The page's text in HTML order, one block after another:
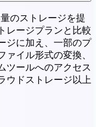
のストレージを提
レージプランと比較
ジに加え、一部のプ
ァイル形式の変換、
ツールへのアクセス
ウドストレージ以上